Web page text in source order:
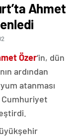
Ahmet
Özer‘in, dün
ardından
atanması
Cumhuriyet